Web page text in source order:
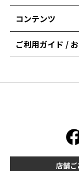
コンテンツ
ご利用ガイド /
店舗